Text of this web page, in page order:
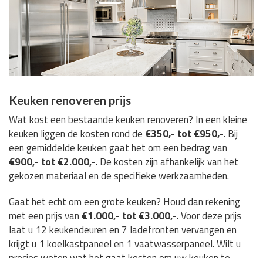
Keuken renoveren prijs
Wat kost een bestaande keuken renoveren? In een kleine
keuken liggen de kosten rond de €350,- tot €950,-. Bij
een gemiddelde keuken gaat het om een bedrag van
€900,- tot €2.000,-. De kosten zijn afhankelijk van het
gekozen materiaal en de specifieke werkzaamheden.
Gaat het echt om een grote keuken? Houd dan rekening
met een prijs van €1.000,- tot €3.000,-. Voor deze prijs
laat u 12 keukendeuren en 7 ladefronten vervangen en
krijgt u 1 koelkastpaneel en 1 vaatwasserpaneel. Wilt u